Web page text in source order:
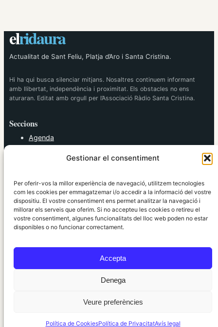
Gestionar el consentiment
Per oferir-vos la millor experiència de navegació, utilitzem tecnologies
com les cookies per emmagatzemar i/o accedir a la informació del vostre
dispositiu. El vostre consentiment ens permet analitzar la navegació i
millorar els serveis que oferim. Si no accepteu les cookies o retireu el
vostre consentiment, algunes funcionalitats del lloc web poden no estar
disponibles o no funcionar correctament.
Accepta
Denega
Veure preferències
Política de CookiesPolítica de PrivacitatAvís legal
elridaura
Actualitat de Sant Feliu, Platja d’Aro i Santa Cristina.
Hi ha qui busca silenciar mitjans. Nosaltres continuem informant
amb llibertat, independència i proximitat. Els obstacles no ens
aturaran. Editat amb orgull per l’Associació Ràdio Santa Cristina.
Seccions
Agenda
Política
Societat
Tendències
elRidaura.com